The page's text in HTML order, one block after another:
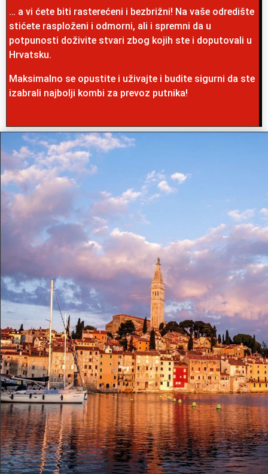
… a vi ćete biti rasterećeni i bezbrižni! Na vaše odredište
stićete rasploženi i odmorni, ali i spremni da u
potpunosti doživite stvari zbog kojih ste i doputovali u
Hrvatsku.
Maksimalno se opustite i uživajte i budite sigurni da ste
izabrali najbolji kombi za prevoz putnika!